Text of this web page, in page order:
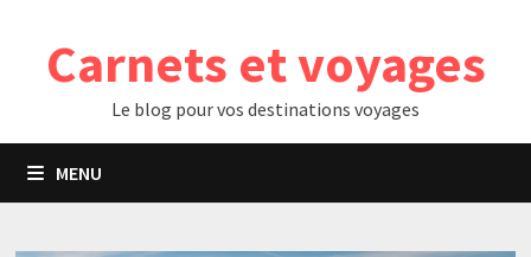
contenuCarnets et voyages
Le blog pour vos destinations voyages
MENU